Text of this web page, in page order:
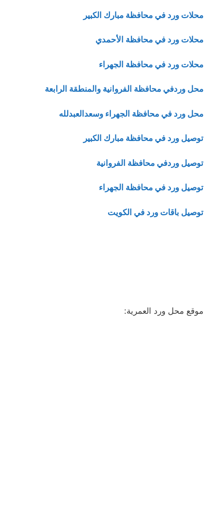
محلات ورد في محافظة مبارك الكبير
محلات ورد في محافظة الأحمدي
محلات ورد في محافظة الجهراء
محل وردفي محافظة الفروانية والمنطقة الرابعة
محل ورد في محافظة الجهراء وسعدالعبدلله
توصيل ورد في محافظة مبارك الكبير
توصيل وردفي محافظة الفروانية
توصيل ورد في محافظة الجهراء
توصيل باقات ورد في الكويت
موقع محل ورد العمرية: